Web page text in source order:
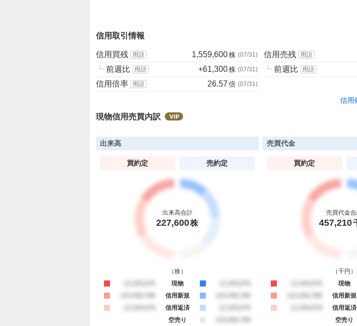
い
0
%
、
く
た
3
信用取引情報
信用買残 用語 1,559,600株 (07/31 )
┗ 前週比 用語 +61,300株 (07/31 )
信用倍率 用語 26.57倍 (07/31 )
信用売残 用語
┗ 前週比 用語
信用
現物信用売買内訳
出来高
買約定 売約定
出来高合計
227,600株
（株）
現物
信用新規
信用返済
空売り
売買代金
買約定
売買代金
457,210
（千円 ）
現物
信用新規
信用返済
空売り